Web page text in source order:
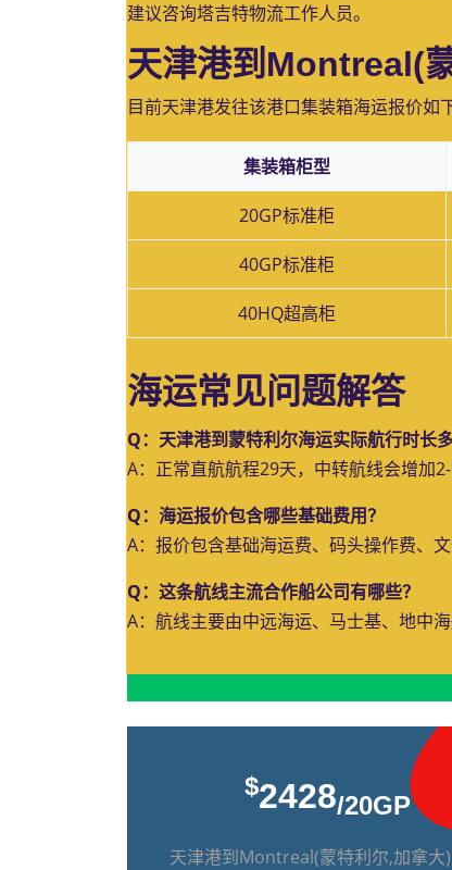
建议咨询塔吉特物流工作人员。
天津港到Montreal(
目前天津港发往该港口集装箱海运报价如
集装箱柜型
20GP标准柜
40GP标准柜
40HQ超高柜
海运常见问题解答
Q：天津港到蒙特利尔海运实际航行时长多
A：正常直航航程29天，中转航线会增加
Q：海运报价包含哪些基础费用？
A：报价包含基础海运费、码头操作费、
Q：这条航线主流合作船公司有哪些？
A：航线主要由中远海运、马士基、地中
$2428/20GP
天津港到Montreal(蒙特利尔,加拿大